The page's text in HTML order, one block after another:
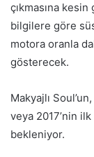
çıkmasına kesin
bilgilere göre
motora oranla
gösterecek.
Makyajlı
veya 2017’nin ilk
bekleniyor.